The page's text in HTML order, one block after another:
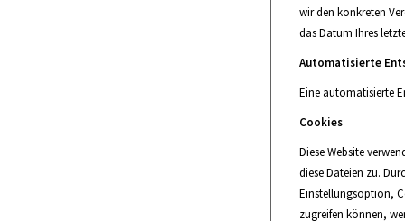
wir den konkreten
das Datum Ihres
Automatisierte
Eine automatisierte
Cookies
Diese Website
diese Dateien zu.
Einstellungsoption,
zugreifen können,